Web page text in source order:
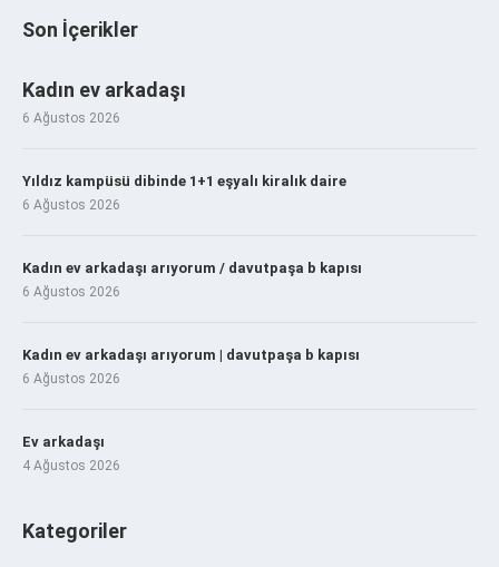
Son İçerikler
Kadın ev arkadaşı
6 Ağustos 2026
Yıldız kampüsü dibinde 1+1 eşyalı kiralık daire
6 Ağustos 2026
Kadın ev arkadaşı arıyorum / davutpaşa b kapısı
6 Ağustos 2026
Kadın ev arkadaşı arıyorum | davutpaşa b kapısı
6 Ağustos 2026
Ev arkadaşı
4 Ağustos 2026
Kategoriler